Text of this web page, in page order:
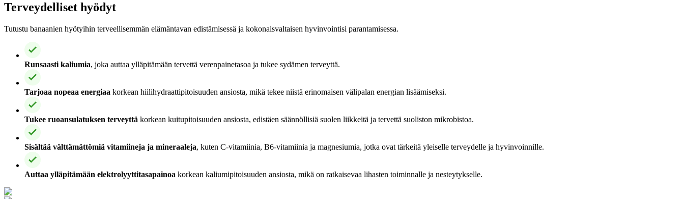
Terveydelliset hyödyt
Tutustu banaanien hyötyihin terveellisemmän elämäntavan edistämisessä ja kokonaisvaltaisen hyvinvointisi parantamisessa.
Runsaasti kaliumia, joka auttaa ylläpitämään tervettä verenpainetasoa ja tukee sydämen terveyttä.
Tarjoaa nopeaa energiaa korkean hiilihydraattipitoisuuden ansiosta, mikä tekee niistä erinomaisen välipalan energian lisäämiseksi.
Tukee ruoansulatuksen terveyttä korkean kuitupitoisuuden ansiosta, edistäen säännöllisiä suolen liikkeitä ja tervettä suoliston mikrobistoa.
Sisältää välttämättömiä vitamiineja ja mineraaleja, kuten C-vitamiinia, B6-vitamiinia ja magnesiumia, jotka ovat tärkeitä yleiselle terveydelle ja hyvinvoinnille.
Auttaa ylläpitämään elektrolyyttitasapainoa korkean kaliumipitoisuuden ansiosta, mikä on ratkaisevaa lihasten toiminnalle ja nesteytykselle.